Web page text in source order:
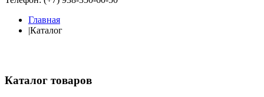
Главная
|Каталог
Каталог товаров